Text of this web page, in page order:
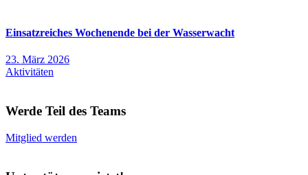
Einsatzreiches Wochenende bei der Wasserwacht
23. März 2026
Aktivitäten
Werde Teil des Teams
Mitglied werden